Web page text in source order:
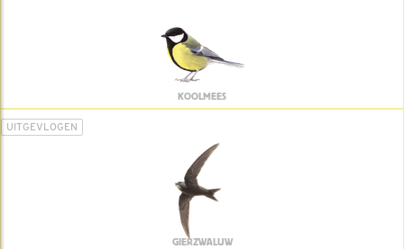
KOOLMEES
UITGEVLOGEN
GIERZWALUW